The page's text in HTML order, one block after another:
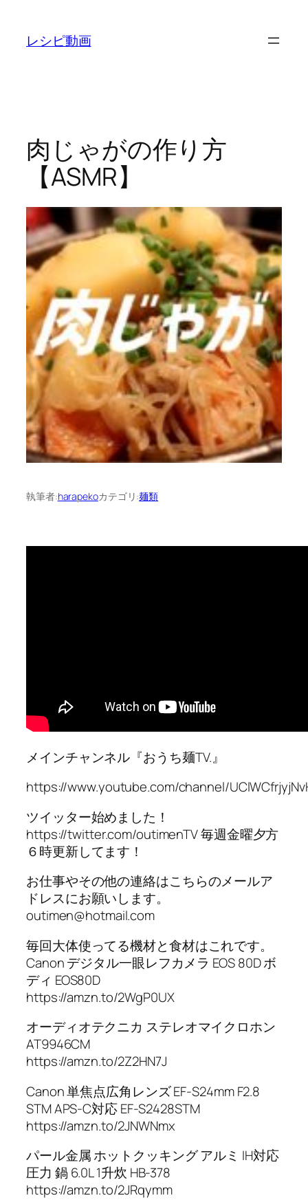
レシピ動画
肉じゃがの作り方
【ASMR】
執筆者:harapekoカテゴリ:麺類
メインチャンネル『おうち麺TV.』
https://www.youtube.com/channel/
ツイッター始めました！
https://twitter.com/outimenTV 毎週金曜夕方
６時更新してます！
お仕事やその他の連絡はこちらのメールア
ドレスにお願いします。
outimen@hotmail.com
毎回大体使ってる機材と食材はこれです。
Canon デジタル一眼レフカメラ EOS 80D ボ
ディ EOS80D
https://amzn.to/2WgP0UX
オーディオテクニカ ステレオマイクロホン
AT9946CM
https://amzn.to/2Z2HN7J
Canon 単焦点広角レンズ EF-S24mm F2.8
STM APS-C対応 EF-S2428STM
https://amzn.to/2JNWNmx
パール金属 ホットクッキング アルミ IH対応
圧力 鍋 6.0L 1升炊 HB-378
https://amzn.to/2JRqymm